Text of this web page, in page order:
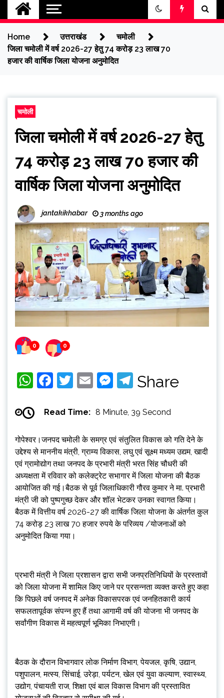
Home उत्तराखंड
चमोली
जिला चमोली में वर्ष 2026-27 हेतु 74 करोड़ 23 लाख 70
हजार की वार्षिक जिला योजना अनुमोदित
चमोली
जिला चमोली में वर्ष 2026-27 हेतु
74 करोड़ 23 लाख 70 हजार की
वार्षिक जिला योजना अनुमोदित
jantakikhabar 3 months ago
0 0
WhatsApp
Facebook
Twitter
EmailMessenger
Telegram
Share
Read Time: 8 Minute, 39 Second
गोपेश्वर।जनपद चमोली के समग्र एवं संतुलित विकास को गति देने के
उद्देश्य से माननीय मंत्री, ग्राम्य विकास, लघु एवं सूक्ष्म मध्यम उद्यम, खादी
एवं ग्रामोद्योग तथा जनपद के प्रभारी मंत्री भरत सिंह चौधरी की
अध्यक्षता में रविवार को कलेक्ट्रेट सभागार में जिला योजना की बैठक
आयोजित की गई।बैठक से पूर्व जिलाधिकारी गौरव कुमार ने मा. प्रभारी
मंत्री जी को पुष्पगुच्छ देकर और शॉल भेटकर उनका स्वागत किया।
बैठक में वित्तीय वर्ष 2026-27 की वार्षिक जिला योजना के अंतर्गत कुल
74 करोड़ 23 लाख 70 हजार रुपये के परिव्यय /योजनाओं को
अनुमोदित किया गया।
प्रभारी मंत्री ने जिला प्रशासन द्वारा सभी जनप्रतिनिधियों के प्रस्तावों
को जिला योजना में शामिल किए जाने पर प्रसन्नता व्यक्त करते हुए कहा
कि पिछले वर्ष जनपद में अनेक विकासपरक एवं जनहितकारी कार्य
सफलतापूर्वक संपन्न हुए हैं तथा आगामी वर्ष की योजना भी जनपद के
सर्वांगीण विकास में महत्वपूर्ण भूमिका निभाएगी।
बैठक के दौरान विभागवार लोक निर्माण विभाग, पेयजल, कृषि, उद्यान,
पशुपालन, मत्स्य, सिंचाई, उरेड़ा, पर्यटन, खेल एवं युवा कल्याण, स्वास्थ्य,
उद्योग, पंचायती राज, शिक्षा एवं बाल विकास विभाग की प्रस्तावित